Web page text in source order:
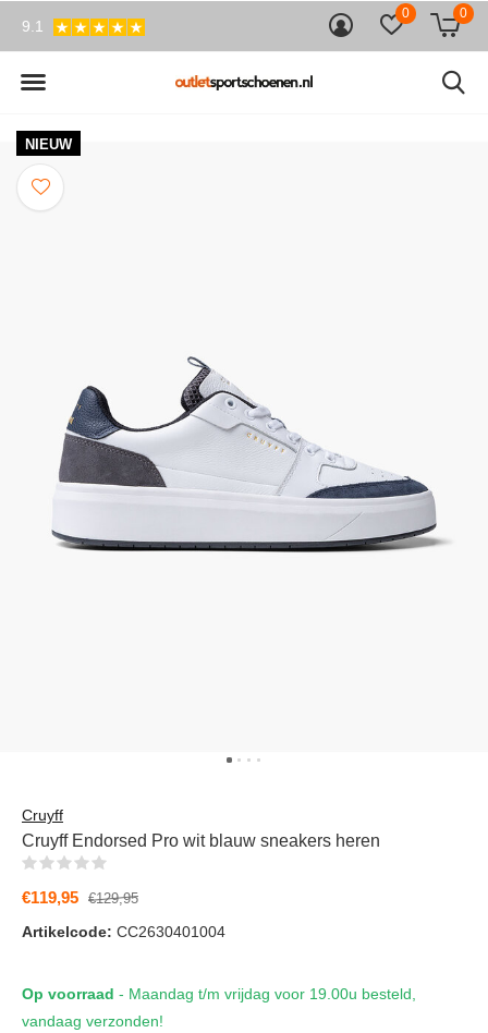
0 0
9.1
NIEUW
Cruyff
Cruyff Endorsed Pro wit blauw sneakers heren
€119,95 €129,95
Artikelcode: CC2630401004
Op voorraad - Maandag t/m vrijdag voor 19.00u besteld,
vandaag verzonden!